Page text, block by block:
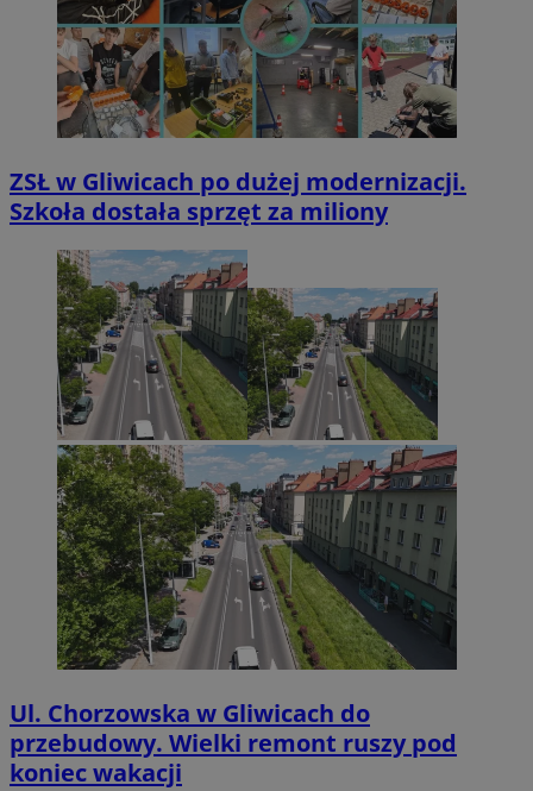
ZSŁ w Gliwicach po dużej modernizacji.
Szkoła dostała sprzęt za miliony
Ul. Chorzowska w Gliwicach do
przebudowy. Wielki remont ruszy pod
koniec wakacji